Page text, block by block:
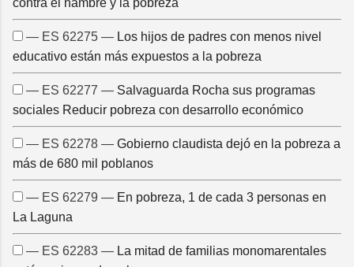
— ES 62275 — Los hijos de padres con menos nivel
educativo están más expuestos a la pobreza
— ES 62277 — Salvaguarda Rocha sus programas
sociales Reducir pobreza con desarrollo económico
— ES 62278 — Gobierno claudista dejó en la pobreza a
más de 680 mil poblanos
— ES 62279 — En pobreza, 1 de cada 3 personas en
La Laguna
— ES 62283 — La mitad de familias monomarentales